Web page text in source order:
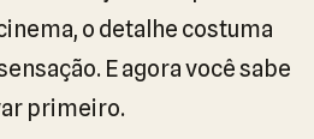
o detalhe costuma
E agora você sabe
primeiro.